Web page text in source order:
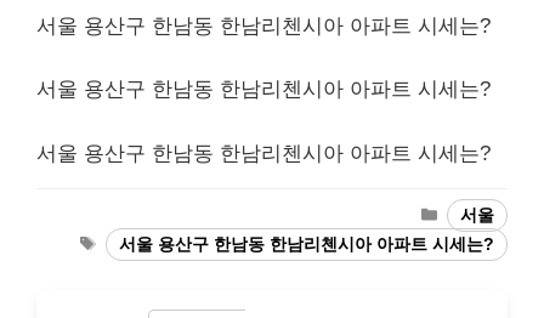
서울 용산구 한남동 한남리첸시아 아파트 시세는?
서울 용산구 한남동 한남리첸시아 아파트 시세는?
서울 용산구 한남동 한남리첸시아 아파트 시세는?
Categories
서울
Tags
서울 용산구 한남동 한남리첸시아 아파트 시세는?